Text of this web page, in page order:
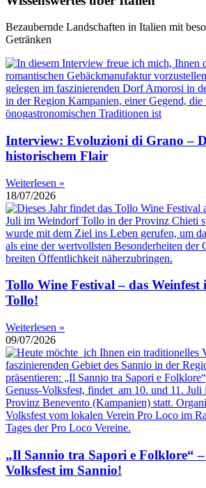
Bezaubernde Landschaften in Italien mit
Getränken
Interview: Evoluzioni di Grano –
historischem Flair
Weiterlesen »
18/07/2026
Tollo Wine Festival – das
Tollo!
Weiterlesen »
09/07/2026
„Il Sannio tra Sapori e Folklore“ –
Volksfest im Sannio!